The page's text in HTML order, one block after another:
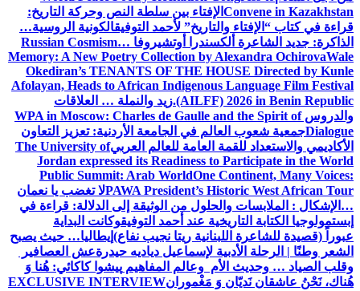
Convene in Kazakhstan الإفتاء بين سلطة النص وحركة التاريخ:
قراءة في كتاب “الإفتاء والتاريخ” لأحمد التوفيقالكونية الروسية…
الذاكرة: جديد الشاعرة ألكسندرا أوتشيروفا Russian Cosmism…
Memory: A New Poetry Collection by Alexandra OchirovaWale
Okediran’s TENANTS OF THE HOUSE Directed by Kunle
Afolayan, Heads to African Indigenous Language Film Festival
(AILFF) 2026 in Benin Republic. زيد والنملة … العلاقات
والدروسWPA in Moscow: Charles de Gaulle and the Spirit of
Dialogueجمعية شعوب العالم في الجامعة الأردنية: تعزيز التعاون
الأكاديمي والاستعداد للقمة العامة للعالم العربيThe University of
Jordan expressed its Readiness to Participate in the World
Public Summit: Arab WorldOne Continent, Many Voices:
PAWA President’s Historic West African Tourلا تغضب يا نعمان
…الإشكال : الملابسات والحلول من الوثيقة إلى الدلالة: قراءة في
إبستمولوجيا الكتابة التاريخية عند أحمد التوفيقوكانت البداية
عبوراً (قصيدة للشاعرة اللبنانية ريتا نجيب نفاع) إيطاليا… حيث يصبح
الشعر وطنًا | الرحلة الأدبية لإسماعيل دياديه حيدرةعش العصافير
وقلب الصياد … وحديث الأم وعالم المفاهيم پیشوا کاکائي: هُنا وَ
هُناك، نَحْنُ عاشقان نَديّان وَ مَغْمورانEXCLUSIVE INTERVIEW